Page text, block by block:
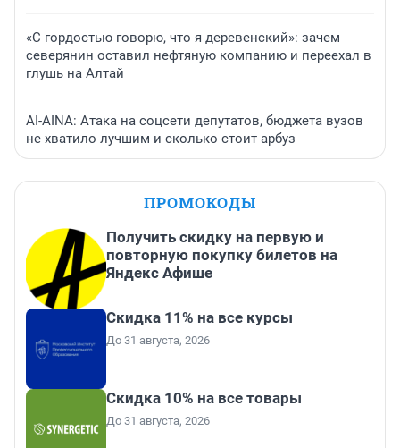
«С гордостью говорю, что я деревенский»: зачем
северянин оставил нефтяную компанию и переехал в
глушь на Алтай
AI-AINA: Атака на соцсети депутатов, бюджета вузов
не хватило лучшим и сколько стоит арбуз
ПРОМОКОДЫ
Получить скидку на первую и
повторную покупку билетов на
Яндекс Афише
Скидка 11% на все курсы
До 31 августа, 2026
Скидка 10% на все товары
До 31 августа, 2026